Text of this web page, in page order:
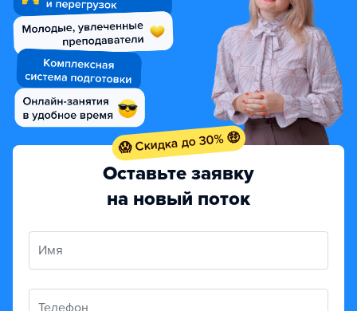
Оставьте заявку
на новый поток
Имя
Телефон
😱 Скидка до 30% 🤑